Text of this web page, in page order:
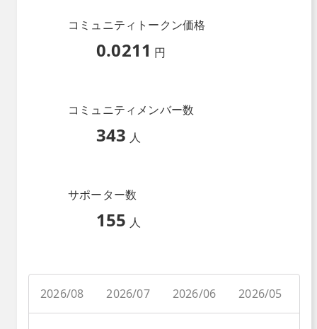
コミュニティトークン価格
0.0211 円
コミュニティメンバー数
343 人
サポーター数
155 人
2026/08 2026/07 2026/06 2026/05